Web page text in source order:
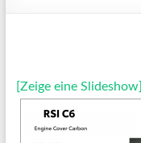
[Zeige eine Slideshow]